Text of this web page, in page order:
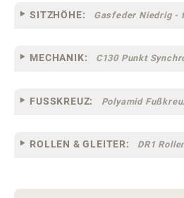
SITZHÖHE:
MECHANIK: C130 Punkt
FUSSKREUZ:
ROLLEN & GLEITER: